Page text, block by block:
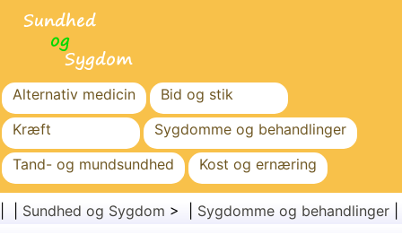
Alternativ medicin
Bid og stik
Kræft
Sygdomme og behandlinger
Tand- og mundsundhed
Kost og ernæring
Familiesundhed
Sundhedssektoren
Sundhed og Sygdom > | Sygdomme og behandlinger